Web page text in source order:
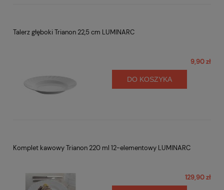
Talerz głęboki Trianon 22,5 cm LUMINARC
9,90 zł
DO KOSZYKA
Komplet kawowy Trianon 220 ml 12-elementowy LUMINARC
129,90 zł